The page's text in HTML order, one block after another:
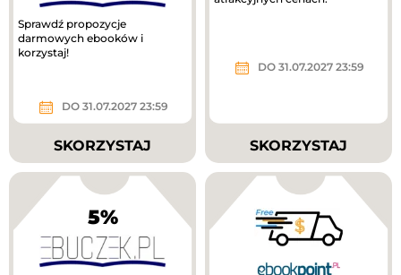
Sprawdź propozycje
darmowych ebooków i
korzystaj!
DO 31.07.2027 23:59
SKORZYSTAJ
DO 31.07.2027 23:59
SKORZYSTAJ
5%